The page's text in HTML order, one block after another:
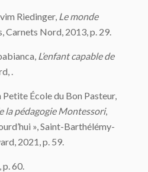
Riedinger, Le monde
Carnets Nord, 2013, p. 29.
L’enfant capable de
.
École du Bon Pasteur,
la pédagogie Montessori,
», Saint-Barthélémy-
2021, p. 59.
p. 60.